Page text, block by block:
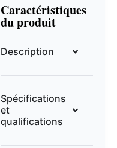
Caractéristiques
du produit
Description
Spécifications
et
qualifications